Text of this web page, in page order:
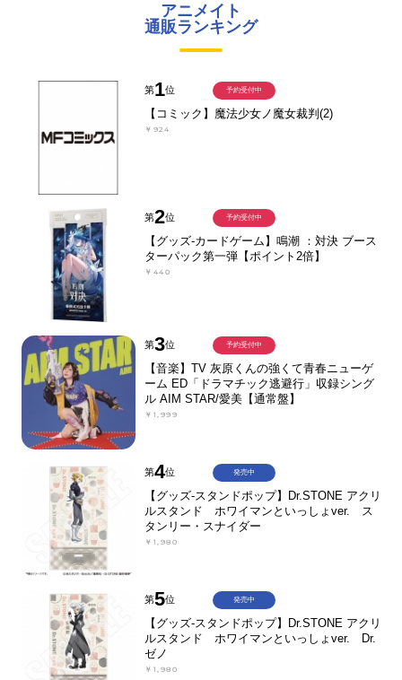
アニメイト
通販ランキング
第1位
【コミック】魔法少女ノ魔女裁判(2)
￥924
予約受付中
第2位
【グッズ-カードゲーム】鳴潮 ：対決 ブース
ターパック第一弾【ポイント2倍】
￥440
予約受付中
第3位
【音楽】TV 灰原くんの強くて青春ニューゲ
ーム ED「ドラマチック逃避行」収録シング
ル AIM STAR/愛美【通常盤】
￥1,999
予約受付中
第4位
【グッズ-スタンドポップ】Dr.STONE アクリ
ルスタンド ホワイマンといっしょver. ス
タンリー・スナイダー
￥1,980
発売中
第5位
【グッズ-スタンドポップ】Dr.STONE アクリ
ルスタンド ホワイマンといっしょver. Dr.
ゼノ
￥1,980
発売中